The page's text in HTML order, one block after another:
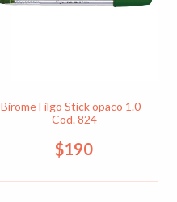
Birome Filgo Stick opaco 1.0 -
Cod. 824
$190